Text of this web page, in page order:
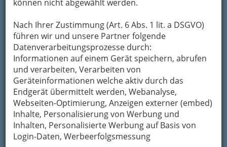
können nicht abgewählt werden.
Nach Ihrer Zustimmung (Art. 6 Abs. 1 lit. a DSGVO)
führen wir und unsere Partner folgende
Datenverarbeitungsprozesse durch:
Informationen auf einem Gerät speichern, abrufen
und verarbeiten, Verarbeiten von
Geräteinformationen welche aktiv durch das
Endgerät übermittelt werden, Webanalyse,
Webseiten-Optimierung, Anzeigen externer (embed)
Inhalte, Personalisierung von Werbung und
Inhalten, Personalisierte Werbung auf Basis von
Login-Daten, Werbeerfolgsmessung
Unternehmen Vrabel-Top-Solar GmbH
weitergeleitet.
Mein Name
Meine Email Adresse
Mein Betreff